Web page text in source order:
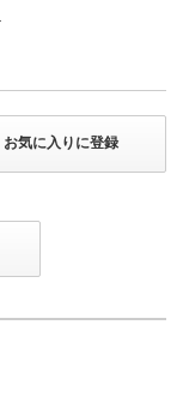
お気に入りに登録